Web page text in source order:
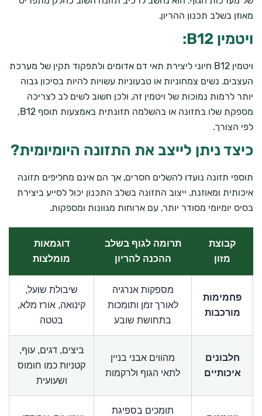
מאוזן בשלב תכנון ההריון.
ויטמין B12:
ויטמין B12 חיוני ליצירת תאי דם אדומים ולתפקוד תקין של מערכת
העצבים. נשים צמחוניות או טבעוניות עשויות להיות בסיכון גבוה
יותר לרמות נמוכות של ויטמין זה, ולכן חשוב לשים לב לצריכה
מספקת שלו בתזונה או בהשלמה תזונתית באמצעות תוסף B12,
לפי הצורך.
כיצד ניתן לייצב את התזונה היומיומית?
תוספי תזונה נועדו להשלים חסרים, אך הם אינם מחליפים תזונה
איכותית ומאוזנת. ייצוב התזונה בשלב התכנון יכול לסייע ביצירת
בסיס יומיומי מסודר יותר, עם ארוחות מגוונות ומספקות.
קבוצת
מזון
תרומה לגוף בשלב
ההכנה להריון
דוגמאות
מומלצות
פחמימות
מורכבות
מספקות אנרגיה
לאורך זמן ותומכות
בתחושת שובע
שיבולת שועל,
קינואה, אורז מלא,
בטטה
חלבונים
איכותיים
מהווים אבני בניין
לתאי הגוף ולרקמות
ביצים, דגים, עוף,
קטניות כמו חומוס
ושעועית
תומכים בספיגת